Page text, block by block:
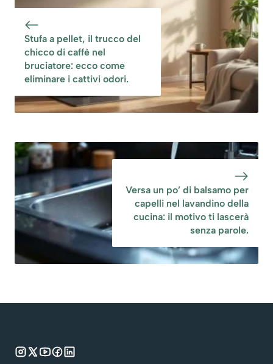
Stufa a pellet, il trucco del
chicco di caffè nel
bruciatore: ecco come
eliminare i cattivi odori.
Versa un po’ di balsamo per
capelli nel lavandino della
cucina: il motivo ti lascerà
senza parole.